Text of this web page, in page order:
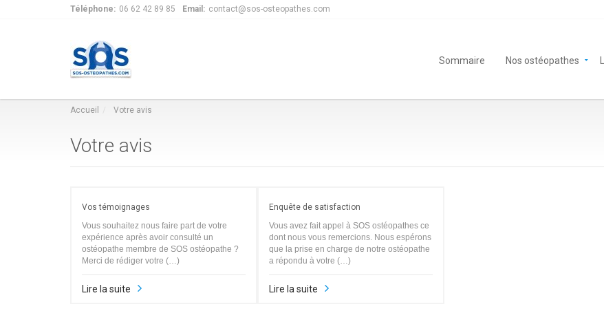
Téléphone: 06 62 42 89 85 Email: contact@sos-osteopathes.com
Sommaire Nos ostéopathes
Accueil Votre avis
Votre avis
Lire
Vos témoignages
Vous souhaitez nous faire part de votre
expérience après avoir consulté un
ostéopathe membre de SOS ostéopathe ?
Merci de rédiger votre (…)
Lire la suite
Lire
Enquête de satisfaction
Vous avez fait appel à SOS ostéopathes ce
dont nous vous remercions. Nous espérons
que la prise en charge de notre ostéopathe
a répondu à votre (…)
Lire la suite